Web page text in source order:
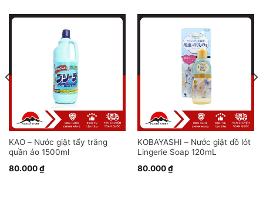
KAO – Nước giặt tẩy trắng
quần áo 1500ml
80.000₫
KOBAYASHI – Nước giặt đồ lót
Lingerie Soap 120mL
80.000₫